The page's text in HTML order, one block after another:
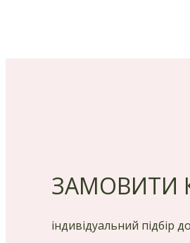
ЗАМОВИТИ
індивідуальний